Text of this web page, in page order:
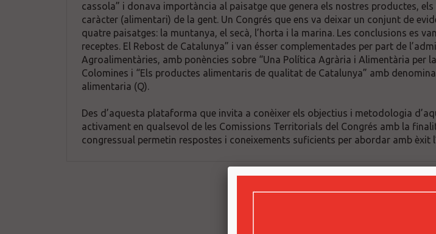
cassola” i donava importància al paisatge que genera els nostres productes,
caràcter (alimentari) de la gent. Un Congrés que ens va deixar un conjunt de
quatre paisatges: la muntanya, el secà, l’horta i la marina. Les conclusions es
receptes. El Rebost de Catalunya” i van ésser complementades per part de
Agroalimentàries, amb ponències sobre “Una Política Agrària i Alimentària per
Colomines i “Els productes alimentaris de qualitat de Catalunya” amb
alimentaria (Q).
Des d’aquesta plataforma que invita a conèixer els objectius i metodologia
activament en qualsevol de les Comissions Territorials del Congrés amb la
congressual permetin respostes i coneixements suficients per abordar amb èxit